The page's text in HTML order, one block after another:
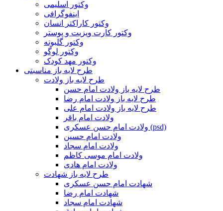
وکتور اسلیمی
اینفوگرافی
وکتور کاراکتر انسان
وکتور کارت ویزیت و پوستر
وکتور گلبوته
وکتور لوگو
وکتور مهد کودک
طرح لایه باز مناسبتی
طرح لایه باز ولادت
طرح لایه باز ولادت امام حسن
طرح لایه باز ولادت امام رضا
طرح لایه باز ولادت امام علی
ولادت امام باقر
ولادت امام حسن عسکری (psd)
ولادت امام حسین
ولادت امام سجاد
ولادت امام موسی کاظم
ولادت امام هادی
طرح لایه باز شهادت
شهادت امام حسن عسکری
شهادت امام رضا
شهادت امام سجاد